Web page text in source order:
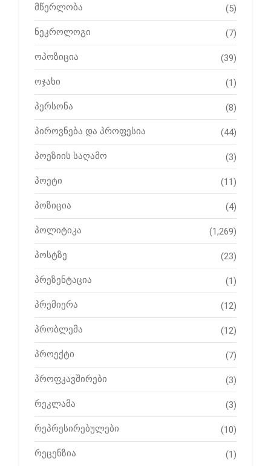
მწერლობა (5)
ნეკროლოგი (7)
ოპოზიცია (39)
ოჯახი (1)
პერსონა (8)
პიროვნება და პროფესია (44)
პოეზიის საღამო (3)
პოეტი (11)
პოზიცია (4)
პოლიტიკა (1,269)
პოსტზე (23)
პრეზენტაცია (1)
პრემიერა (12)
პრობლემა (12)
პროექტი (7)
პროფკავშირები (3)
რეკლამა (3)
რეპრესირებულები (10)
რეცენზია (1)